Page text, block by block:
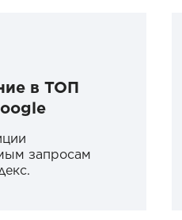
в ТОП
запросам